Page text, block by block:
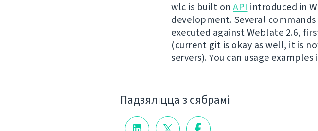
wlc is built on API introduced in
development. Several
executed against Weblate 2.6,
(current git is okay as well, it is
servers). You can usage examples
Падзяліцца з сябрамі